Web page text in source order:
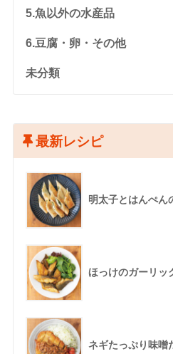
5.魚以外の水産品
6.豆腐・卵・その他
未分類
最新レシピ
明太子とはんぺん
ほっけのガーリッ
ネギたっぷり味噌